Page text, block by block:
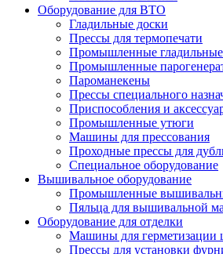
Оборудование для ВТО
Гладильные доски
Прессы для термопечати
Промышленные
Промышленные
Пароманекены
Прессы специального
Приспособления и
Промышленные утюги
Машины для прессования
Проходные прессы для
Специальное оборудование
Вышивальное оборудование
Промышленные
Пяльца для вышивальной
Оборудование для отделки
Машины для герметизации
Прессы для установки